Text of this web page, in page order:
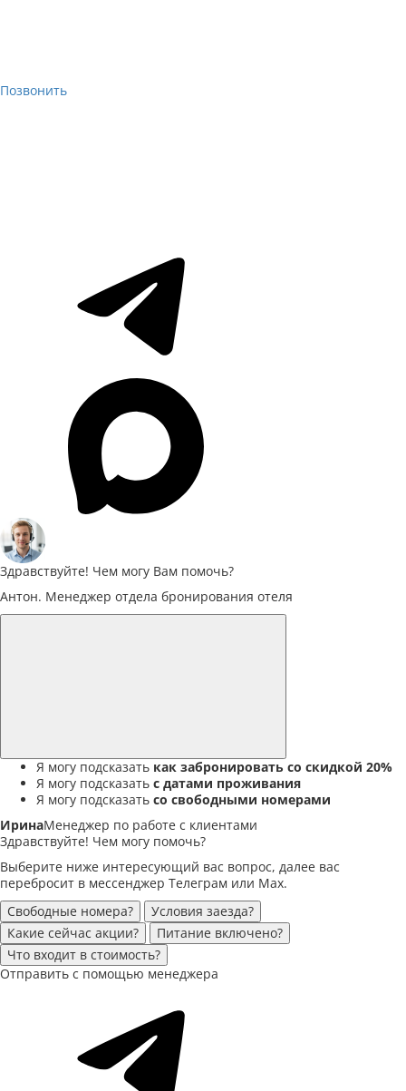
Позвонить
Здравствуйте! Чем могу Вам помочь?
Антон. Менеджер отдела бронирования отеля
Я могу подсказать как забронировать со скидкой 20%
Я могу подсказать с датами проживания
Я могу подсказать со свободными номерами
ИринаМенеджер по работе с клиентами
Здравствуйте! Чем могу помочь?
Выберите ниже интересующий вас вопрос, далее вас
перебросит в мессенджер Телеграм или Max.
Свободные номера?
Условия заезда?
Какие сейчас акции?
Питание включено?
Что входит в стоимость?
Отправить с помощью менеджера